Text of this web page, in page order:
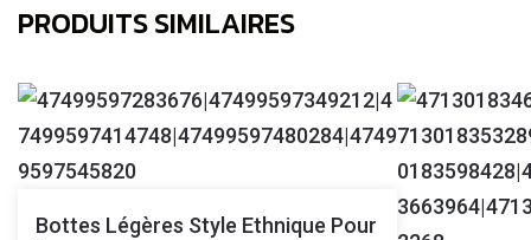
PRODUITS SIMILAIRES
Bottes Légères Style Ethnique Pour